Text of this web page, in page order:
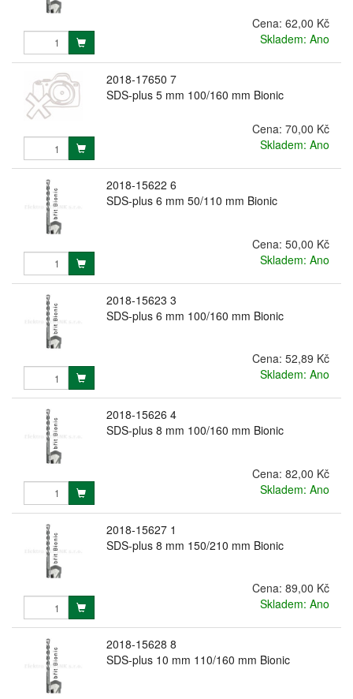
Cena: 62,00 Kč
Skladem: Ano
2018-17650 7
SDS-plus 5 mm 100/160 mm Bionic
Cena: 70,00 Kč
Skladem: Ano
2018-15622 6
SDS-plus 6 mm 50/110 mm Bionic
Cena: 50,00 Kč
Skladem: Ano
2018-15623 3
SDS-plus 6 mm 100/160 mm Bionic
Cena: 52,89 Kč
Skladem: Ano
2018-15626 4
SDS-plus 8 mm 100/160 mm Bionic
Cena: 82,00 Kč
Skladem: Ano
2018-15627 1
SDS-plus 8 mm 150/210 mm Bionic
Cena: 89,00 Kč
Skladem: Ano
2018-15628 8
SDS-plus 10 mm 110/160 mm Bionic